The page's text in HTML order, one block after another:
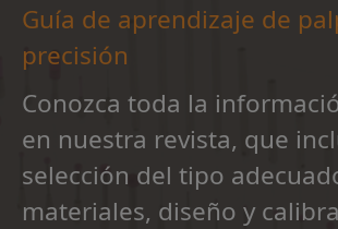
Guía de aprendizaje de
precisión
Conozca toda la
en nuestra revista, que
selección del tipo
materiales, diseño y